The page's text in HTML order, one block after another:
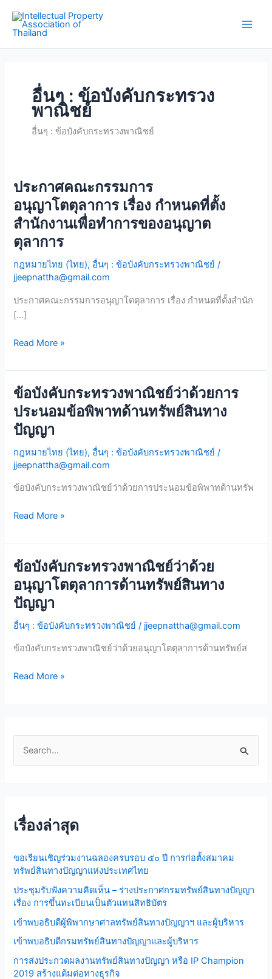
content
อื่นๆ : ข้อบังคับกระทรวง
พาณิชย์
อื่นๆ : ข้อบังคับกระทรวงพาณิชย์
ประกาศคณะกรรมการ
อนุญาโตตุลาการ เรื่อง กำหนดที่ตั้ง
สำนักงานเพื่อทำการของอนุญาต
ตุลาการ
กฎหมายไทย (ไทย), อื่นๆ : ข้อบังคับกระทรวงพาณิชย์ /
jjeepnattha@gmail.com
ประกาศคณะกรรมการอนุญาโตตุลาการ เรื่อง กำหนดที่ตั้งสำนัก
[…]
ประกาศ
คณะ
กรรมการ
อนุญาโตตุลาการ
เรื่อง
ที่
สำนักงาน
เพื่อ
ของ
ตุลาการ
Read More »
ข้อบังคับกระทรวงพาณิชย์ว่าด้วยการ
ประนอมข้อพิพาทด้านทรัพย์สินทาง
ปัญญา
กฎหมายไทย (ไทย), อื่นๆ : ข้อบังคับกระทรวงพาณิชย์ /
jjeepnattha@gmail.com
ข้อบังคับกระทรวงพาณิชย์ว่าด้วยการประนอมข้อพิพาทด้านทรัพ
ข้อ
บังคับ
กระทรวง
พาณิชย์
ว่า
ด้วย
ประนอม
พิพาท
ทาง
ปัญญา
Read More »
ข้อบังคับกระทรวงพาณิชย์ว่าด้วย
อนุญาโตตุลาการด้านทรัพย์สินทาง
ปัญญา
อื่นๆ : ข้อบังคับกระทรวงพาณิชย์ / jjeepnattha@gmail.com
ข้อบังคับกระทรวงพาณิชย์ว่าด้วยอนุญาโตตุลาการด้านทรัพย์ส
ข้อ
บังคับ
กระทรวง
พาณิชย์
ว่า
อนุญาโตตุลาการ
ทรัพย์สิน
Read More »
c
f
o
r
เรื่องล่าสุด
ขอเรียนเชิญร่วมงานฉลองครบรอบ ๕๐ ปี การก่อตั้งสมาคม
ทรัพย์สินทางปัญญาแห่งประเทศไทย
ประชุมรับฟังความคิดเห็น – ร่างประกาศกรมทรัพย์สินทางปัญญา
เรื่อง การขึ้นทะเบียนเป็นตัวแทนสิทธิบัตร
เข้าพบอธิบดีผู้พิพากษาศาลทรัพย์สินทางปัญญาฯ และผู้บริหาร
เข้าพบอธิบดีกรมทรัพย์สินทางปัญญาและผู้บริหาร
การส่งประกวดผลงานทรัพย์สินทางปัญญา หรือ IP Champion
2019 สร้างแต้มต่อทางธุรกิจ